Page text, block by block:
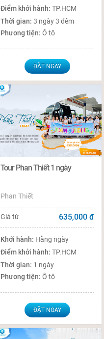
Điểm khởi hành:TP.HCM
Thời gian:3 ngày 3 đêm
Phương tiện:Ô tô
ĐẶT NGAY
Tour Phan Thiết 1 ngày
Phan Thiết
Giá từ 635,000 đ
Khởi hành: Hằng ngày
Điểm khởi hành:TP.HCM
Thời gian: 1 ngày
Phương tiện:Ô tô
ĐẶT NGAY